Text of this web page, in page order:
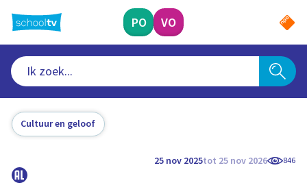
naar
hoofdinhoud
PO VO
Cultuur en geloof
25 nov 2025tot 25 nov 2026 846